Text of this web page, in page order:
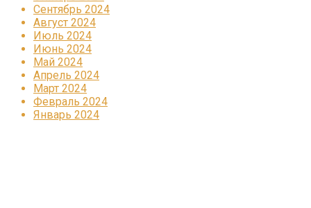
Сентябрь 2024
Август 2024
Июль 2024
Июнь 2024
Май 2024
Апрель 2024
Март 2024
Февраль 2024
Январь 2024